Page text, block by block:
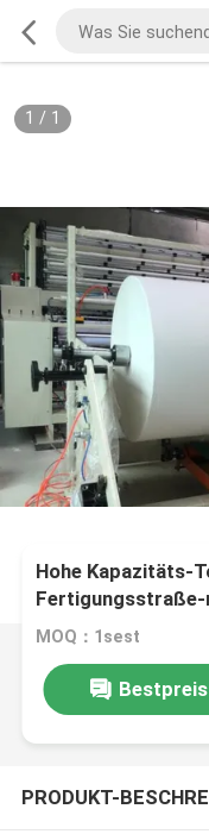
1 / 1
Hohe Kapazitäts-
MOQ：1sest
Bestpreis
PRODUKT-